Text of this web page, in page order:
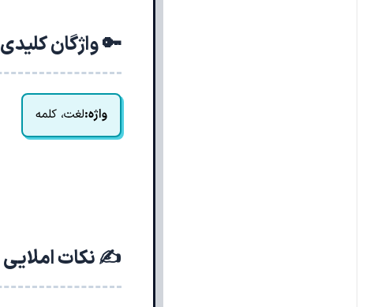
🔑 واژگان کلیدی
واژه:لغت، کلمه
✍️ نکات املایی